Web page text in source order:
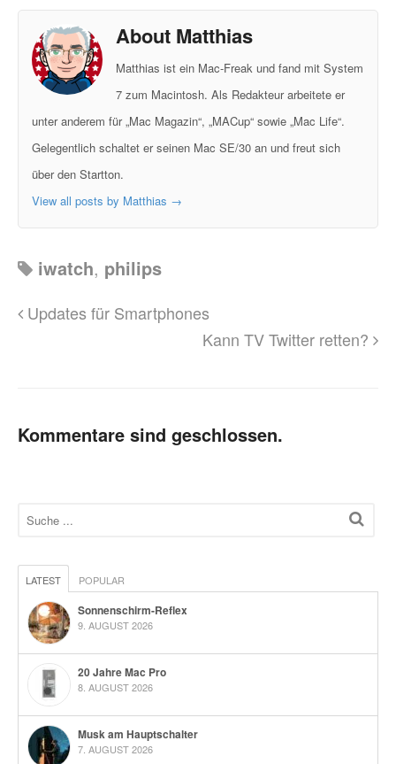
About Matthias
Matthias ist ein Mac-Freak und fand mit System
7 zum Macintosh. Als Redakteur arbeitete er
unter anderem für „Mac Magazin“, „MACup“ sowie „Mac Life“.
Gelegentlich schaltet er seinen Mac SE/30 an und freut sich
über den Startton.
View all posts by Matthias →
iwatch, philips
Updates für Smartphones
Kann TV Twitter retten?
Kommentare sind geschlossen.
LATEST POPULAR
Sonnenschirm-Reflex
9. AUGUST 2026
20 Jahre Mac Pro
8. AUGUST 2026
Musk am Hauptschalter
7. AUGUST 2026